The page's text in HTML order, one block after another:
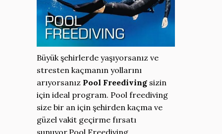
Büyük şehirlerde yaşıyorsanız ve
stresten kaçmanın yollarını
arıyorsanız Pool Freediving sizin
için ideal program. Pool freediving
size bir an için şehirden kaçma ve
güzel vakit geçirme fırsatı